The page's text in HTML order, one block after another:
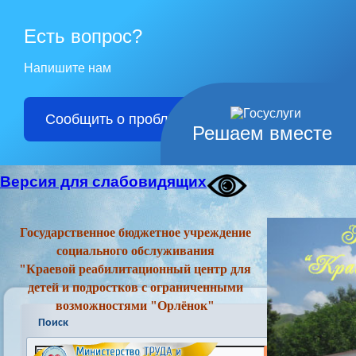
Решаем вместе
Есть вопрос?
Напишите нам
Сообщить о проблеме
Версия для слабовидящих
Государственное бюджетное учреждение
социального обслуживания
"Краевой реабилитационный центр для
детей и подростков с ограниченными
возможностями "Орлёнок"
Поиск